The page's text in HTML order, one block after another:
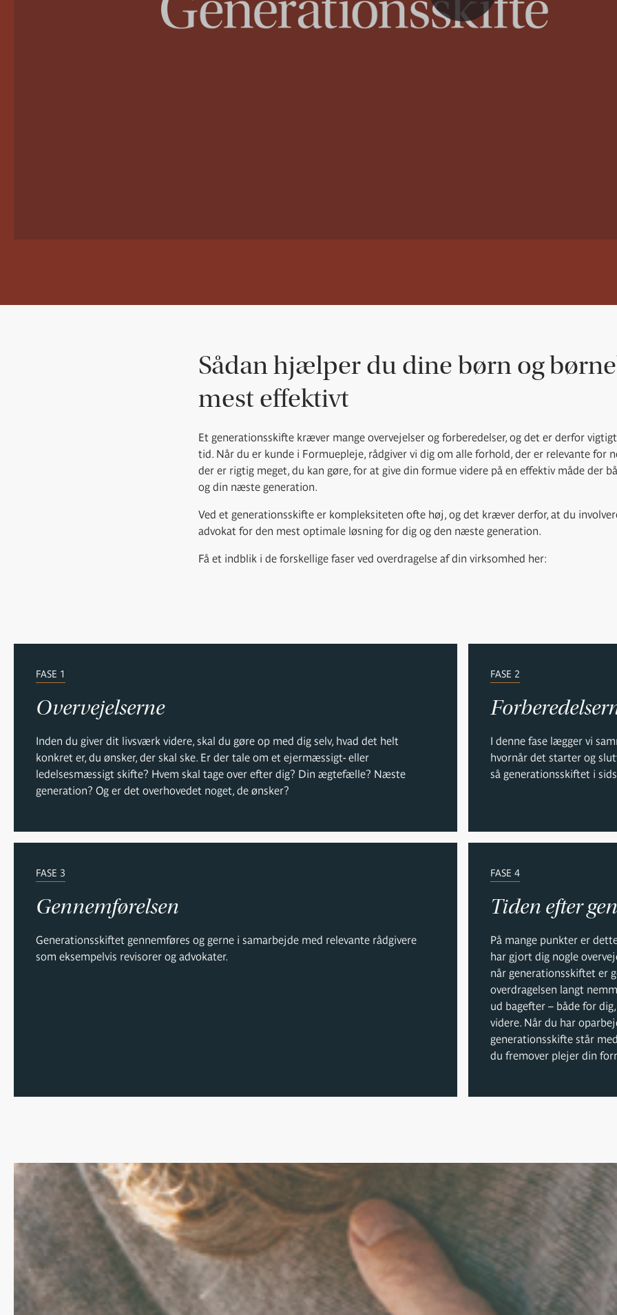
Sådan hjælper du dine børn og
mest effektivt
Et generationsskifte kræver mange overvejelser og forberedelser, og det er derfor
tid. Når du er kunde i Formuepleje, rådgiver vi dig om alle forhold, der er relevante for
der er rigtig meget, du kan gøre, for at give din formue videre på en effektiv måde der
og din næste generation.
Ved et generationsskifte er kompleksiteten ofte høj, og det kræver derfor, at du
advokat for den mest optimale løsning for dig og den næste generation.
Få et indblik i de forskellige faser ved overdragelse af din virksomhed her:
FASE 1
Overvejelserne
Inden du giver dit livsværk videre, skal du gøre op med dig selv, hvad det helt
konkret er, du ønsker, der skal ske. Er der tale om et ejermæssigt- eller
ledelsesmæssigt skifte? Hvem skal tage over efter dig? Din ægtefælle? Næste
generation? Og er det overhovedet noget, de ønsker?
FASE 2
I denne fase lægger vi
hvornår det starter og
så generationsskiftet i
FASE 3
Gennemførelsen
Generationsskiftet gennemføres og gerne i samarbejde med relevante rådgivere
som eksempelvis revisorer og advokater.
FASE 4
Tiden efter
På mange punkter er
har gjort dig nogle
når generationsskiftet er
overdragelsen langt
ud bagefter – både for
videre. Når du har
generationsskifte står
du fremover plejer din